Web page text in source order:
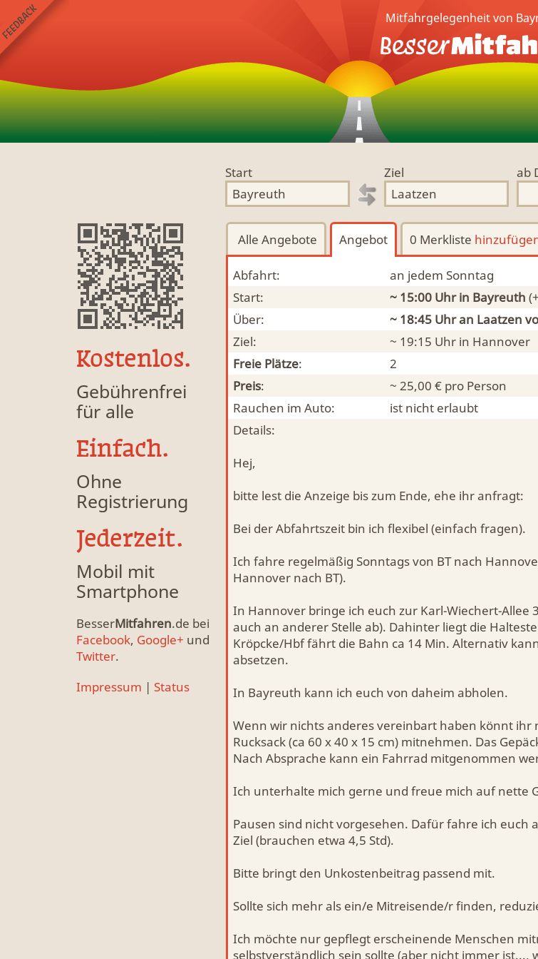
Start
Ziel
ab
Kostenlos.
Gebührenfrei
für alle
Einfach.
Ohne
Registrierung
Jederzeit.
Mobil mit
Smartphone
BesserMitfahren.de bei
Facebook, Google+ und
Twitter.
Impressum | Status
Mitfahrgelegenheit von
Alle Angebote Angebot 0 Merkliste
Abfahrt:
an jedem Sonntag
Start:
~ 15:00 Uhrin Bayreuth
Über:
~ 18:45 Uhr an Laatzen
Ziel:
~ 19:15 Uhr in Hannover
Freie Plätze:
2
Preis:
~ 25,00 € pro Person
Rauchen im Auto:
ist nicht erlaubt
Details:
Hej,
bitte lest die Anzeige bis zum Ende, ehe ihr anfragt:
Bei der Abfahrtszeit bin ich flexibel (einfach fragen).
Ich fahre regelmäßig Sonntags von BT nach
Hannover nach BT).
In Hannover bringe ich euch zur Karl-Wiechert-Allee
auch an anderer Stelle ab). Dahinter liegt die
Kröpcke/Hbf fährt die Bahn ca 14 Min. Alternativ
absetzen.
In Bayreuth kann ich euch von daheim abholen.
Wenn wir nichts anderes vereinbart haben könnt
Rucksack (ca 60 x 40 x 15 cm) mitnehmen. Das
Nach Absprache kann ein Fahrrad mitgenommen
Ich unterhalte mich gerne und freue mich auf nette
Pausen sind nicht vorgesehen. Dafür fahre ich euch
Ziel (brauchen etwa 4,5 Std).
Bitte bringt den Unkostenbeitrag passend mit.
Sollte sich mehr als ein/e Mitreisende/r finden,
Ich möchte nur gepflegt erscheinende Menschen
selbstverständlich sein sollte (aber nicht immer